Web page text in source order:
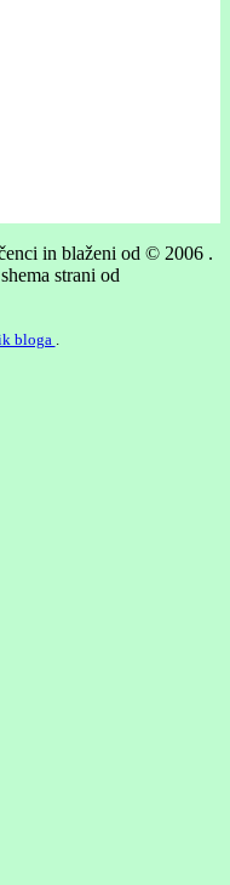
in blaženi od © 2006 .
strani od
bloga